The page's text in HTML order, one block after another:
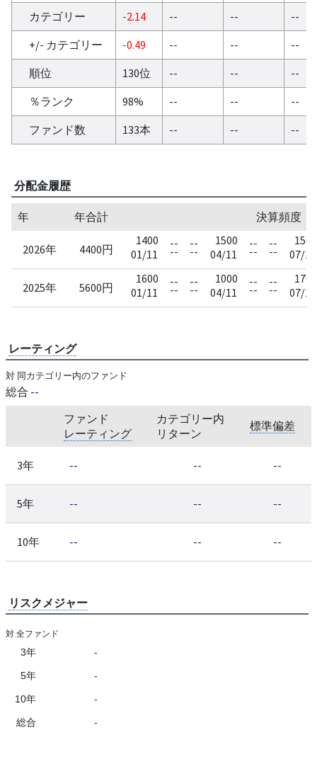
カテゴリー -2.14 -- --
--
+/- カテゴリー
-0.49 -- --
--
順位
130位 -- --
--
％ランク
98% -- --
--
ファンド数
133本 -- -- --
分配金履歴
年 年合計 決算頻度：
2026年 4400円
1400
01/11
--
--
--
--
1500
04/11
--
--
--
--
1500
07/11
2025年 5600円
1600
01/11
--
--
--
--
1000
04/11
--
--
--
--
1700
07/11
レーティング
対 同カテゴリー内のファンド
総合 --
ファンド
レーティング
カテゴリー内
リターン
標準偏差
3年 -- -- --
5年 -- -- --
10年 -- -- --
リスクメジャー
対 全ファンド
3年 -
5年 -
10年 -
総合 -